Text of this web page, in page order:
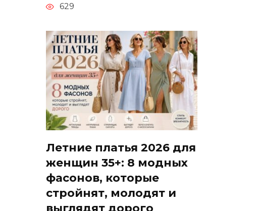
629
Летние платья 2026 для
женщин 35+: 8 модных
фасонов, которые
стройнят, молодят и
выглядят дорого